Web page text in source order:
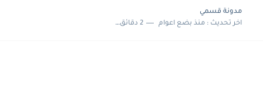
مدونة قسمي
اخر تحديث :منذ بضع اعوام 2 دقائق للقراءة